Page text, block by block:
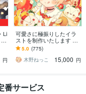
Li
円
可愛さに極振りしたイラ
ストを制作いたします ★
商用利用＆二次利用込
み！ミニキャラは小物２
点まで無料！★
5.0 (775)
木野ねっこ
15,000 円
番サービス